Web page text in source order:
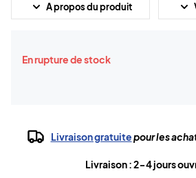
A propos du produit
En rupture de stock
Livraison gratuitepour les
Livraison : 2-4 jours